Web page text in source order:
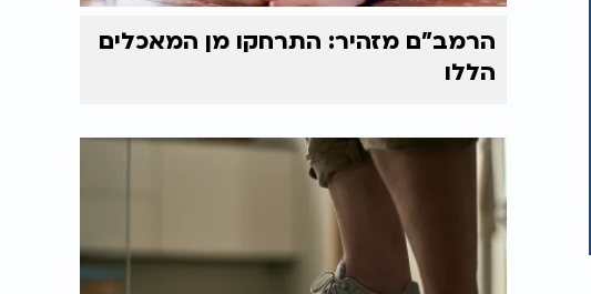
הרמב"ם מזהיר: התרחקו מן המאכלים
הללו